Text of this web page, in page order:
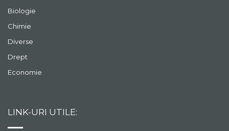
Biologie
Chimie
Diverse
Drept
Economie
LINK-URI UTILE: